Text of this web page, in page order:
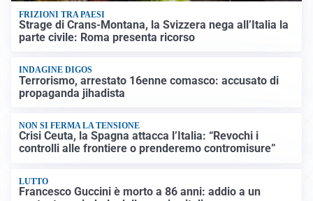
FRIZIONI TRA PAESI
Strage di Crans-Montana, la Svizzera nega all’Italia la
parte civile: Roma presenta ricorso
INDAGINE DIGOS
Terrorismo, arrestato 16enne comasco: accusato di
propaganda jihadista
NON SI FERMA LA TENSIONE
Crisi Ceuta, la Spagna attacca l’Italia: “Revochi i
controlli alle frontiere o prenderemo contromisure”
LUTTO
Francesco Guccini è morto a 86 anni: addio a un